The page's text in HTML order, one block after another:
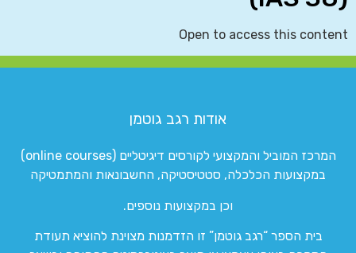
Open to access this content
אודות רגב גוטמן
המרכז המוביל והמקצועי לקורסים דיגיטליים (online courses)
במקצועות הכלכלה, סטטיסטיקה, החשבונאות והמתמטיקה
וכן במקצועות נוספים.
בית הספר “רגב גוטמן” זו הזדמנות מצוינת להוציא תעודת